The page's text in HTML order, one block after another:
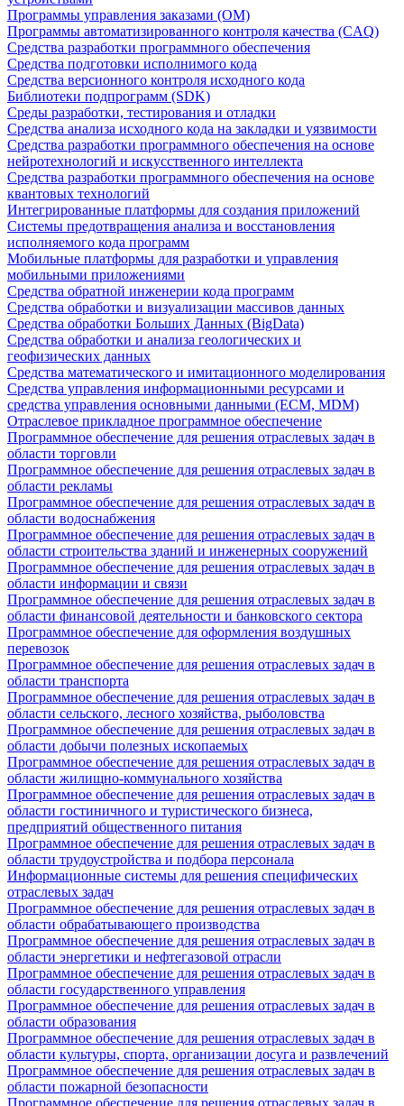
Программы управления заказами (OM)
Программы автоматизированного контроля качества (CAQ)
Средства разработки программного обеспечения
Средства подготовки исполнимого кода
Средства версионного контроля исходного кода
Библиотеки подпрограмм (SDK)
Среды разработки, тестирования и отладки
Средства анализа исходного кода на закладки и уязвимости
Средства разработки программного обеспечения на основе
нейротехнологий и искусственного интеллекта
Средства разработки программного обеспечения на основе
квантовых технологий
Интегрированные платформы для создания приложений
Системы предотвращения анализа и восстановления
исполняемого кода программ
Мобильные платформы для разработки и управления
мобильными приложениями
Средства обратной инженерии кода программ
Средства обработки и визуализации массивов данных
Средства обработки Больших Данных (BigData)
Средства обработки и анализа геологических и
геофизических данных
Средства математического и имитационного моделирования
Средства управления информационными ресурсами и
средства управления основными данными (ECM, MDM)
Отраслевое прикладное программное обеспечение
Программное обеспечение для решения отраслевых задач в
области торговли
Программное обеспечение для решения отраслевых задач в
области рекламы
Программное обеспечение для решения отраслевых задач в
области водоснабжения
Программное обеспечение для решения отраслевых задач в
области строительства зданий и инженерных сооружений
Программное обеспечение для решения отраслевых задач в
области информации и связи
Программное обеспечение для решения отраслевых задач в
области финансовой деятельности и банковского сектора
Программное обеспечение для оформления воздушных
перевозок
Программное обеспечение для решения отраслевых задач в
области транспорта
Программное обеспечение для решения отраслевых задач в
области сельского, лесного хозяйства, рыболовства
Программное обеспечение для решения отраслевых задач в
области добычи полезных ископаемых
Программное обеспечение для решения отраслевых задач в
области жилищно-коммунального хозяйства
Программное обеспечение для решения отраслевых задач в
области гостиничного и туристического бизнеса,
предприятий общественного питания
Программное обеспечение для решения отраслевых задач в
области трудоустройства и подбора персонала
Информационные системы для решения специфических
отраслевых задач
Программное обеспечение для решения отраслевых задач в
области обрабатывающего производства
Программное обеспечение для решения отраслевых задач в
области энергетики и нефтегазовой отрасли
Программное обеспечение для решения отраслевых задач в
области государственного управления
Программное обеспечение для решения отраслевых задач в
области образования
Программное обеспечение для решения отраслевых задач в
области культуры, спорта, организации досуга и развлечений
Программное обеспечение для решения отраслевых задач в
области пожарной безопасности
Программное обеспечение для решения отраслевых задач в